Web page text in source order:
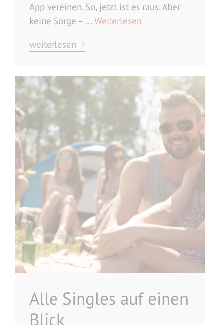
App vereinen. So, jetzt ist es raus. Aber
keine Sorge – ... Weiterlesen
weiterlesen
Alle Singles auf einen
Blick